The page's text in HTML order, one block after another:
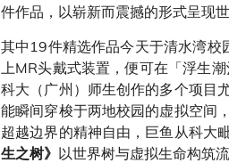
件作品，以崭新而震撼的形式呈现
其中19件精选作品今天于清水湾校
上MR头戴式装置，便可在「浮生
科大（广州）师生创作的多个项目
能瞬间穿梭于两地校园的虚拟空间
超越边界的精神自由，巨鱼从科大
生之树》 以世界树与虚拟生命构筑